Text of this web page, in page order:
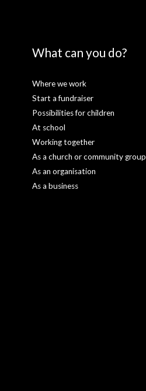
What can you do?
Where we work
Start a fundraiser
Possibilities for children
At school
Working together
As a church or community group
As an organisation
As a business